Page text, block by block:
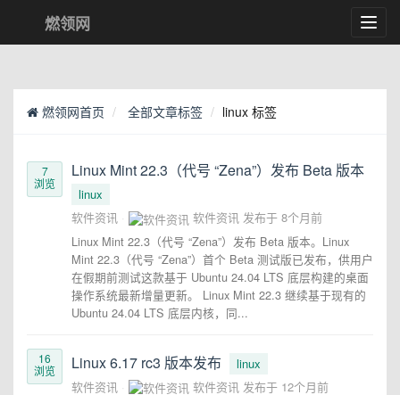
燃领网
燃领网首页 全部文章标签 linux 标签
7
浏览
Linux Mint 22.3（代号 “Zena”）发布 Beta 版本
linux
软件资讯
软件资讯 发布于 8个月前
Linux Mint 22.3（代号 “Zena”）发布 Beta 版本。Linux
Mint 22.3（代号 “Zena”）首个 Beta 测试版已发布，供用户
在假期前测试这款基于 Ubuntu 24.04 LTS 底层构建的桌面
操作系统最新增量更新。 Linux Mint 22.3 继续基于现有的
Ubuntu 24.04 LTS 底层内核，同...
16
浏览
Linux 6.17 rc3 版本发布
linux
软件资讯
软件资讯 发布于 12个月前